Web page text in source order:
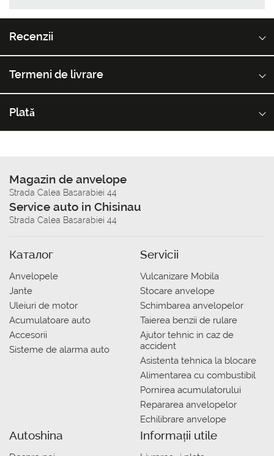
Recenzii
Termeni de livrare
Plată
Magazin de anvelope
Strada Calea Basarabiei 44
Service auto in Chisinau
Strada Calea Basarabiei 44
Каталог
Anvelopele
Jante
Uleiuri de motor
Acumulatoare auto
Accesorii
Sisteme de alarma auto
Servicii
Vulcanizare Mobila
Stocare anvelope
Schimbarea anvelopelor
Taierea benzii de rulare
Ajutor tehnic in caz de
accident
Asistenta tehnica la blocare
Alimentarea cu combustibil
Pornirea acumulatorului
Repararea anvelopelor
Echilibrare anvelope
Autoshina Informații utile